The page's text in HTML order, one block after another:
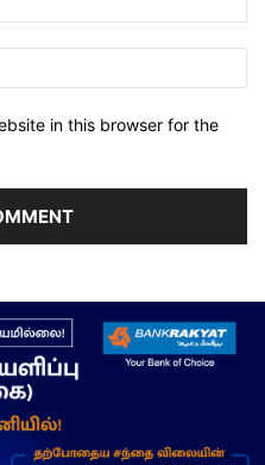
in this browser for the